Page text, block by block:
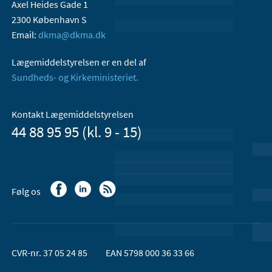
Axel Heides Gade 1
2300 København S
Email: dkma@dkma.dk
Lægemiddelstyrelsen er en del af
Sundheds- og Kirkeministeriet.
Kontakt Lægemiddelstyrelsen
44 88 95 95 (kl. 9 - 15)
Følg os
CVR-nr. 37 05 24 85 EAN 5798 000 36 33 66